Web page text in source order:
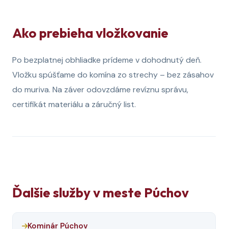
Ako prebieha vložkovanie
Po bezplatnej obhliadke prídeme v dohodnutý deň.
Vložku spúšťame do komína zo strechy – bez zásahov
do muriva. Na záver odovzdáme revíznu správu,
certifikát materiálu a záručný list.
Ďalšie služby v meste Púchov
Kominár Púchov